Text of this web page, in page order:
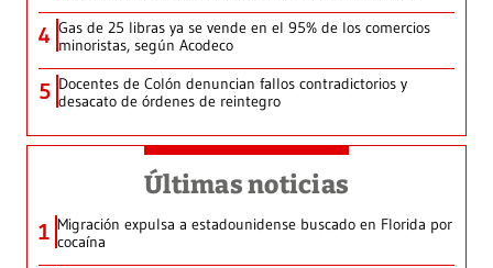
4 Gas de 25 libras ya se vende en el 95% de los comercios
minoristas, según Acodeco
5 Docentes de Colón denuncian fallos contradictorios y
desacato de órdenes de reintegro
Últimas noticias
1 Migración expulsa a estadounidense buscado en Florida por
cocaína